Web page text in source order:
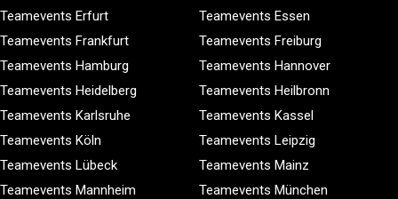
Teamevents Erfurt
Teamevents Essen
Teamevents Frankfurt
Teamevents Freiburg
Teamevents Hamburg
Teamevents Hannover
Teamevents Heidelberg
Teamevents Heilbronn
Teamevents Karlsruhe
Teamevents Kassel
Teamevents Köln
Teamevents Leipzig
Teamevents Lübeck
Teamevents Mainz
Teamevents Mannheim
Teamevents München